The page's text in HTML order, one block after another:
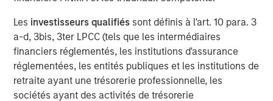
Les investisseurs qualifiés sont définis à l'art. 10 para. 3
a-d, 3bis, 3ter LPCC (tels que les intermédiaires
financiers réglementés, les institutions d'assurance
réglementées, les entités publiques et les institutions de
retraite ayant une trésorerie professionnelle, les
sociétés ayant des activités de trésorerie
successor vehicle raised by Mesa West since joining
Morgan Stanley Investment Management. Surpassing the
$900 million in commitments raised for Mesa West Real
Estate Income Fund IV, L.P., Fund V’s investors include a
sophisticated group of domestic and international public
and private pension funds, insurance companies and
individual investors.